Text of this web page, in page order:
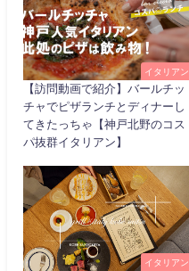
イタリアン
【訪問動画で紹介】バールチッ
チャでピザランチとディナーし
てきたっちゃ【神戸北野のコス
パ抜群イタリアン】
イタリアン